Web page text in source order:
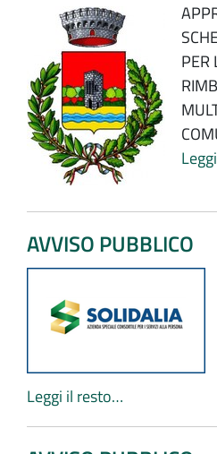
PER
AVVISO PUBBLICO
Leggi il resto…